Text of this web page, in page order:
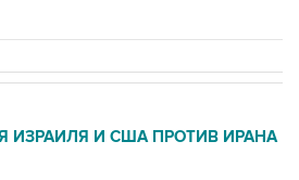
ИЗРАИЛЯ И США ПРОТИВ ИРАНА